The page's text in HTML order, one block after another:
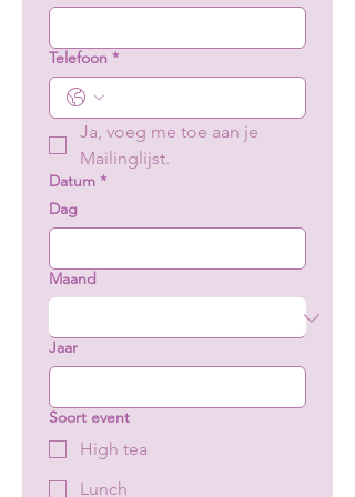
Telefoon *
Ja, voeg me toe aan je
Mailinglijst.
Datum *
Dag
Maand
Jaar
Soort event
High tea
Lunch